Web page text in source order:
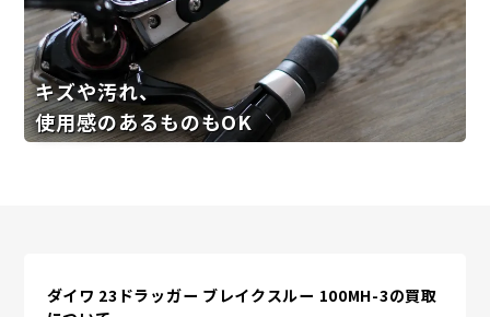
キズや汚れ、
使用感のあるものもOK
ダイワ 23ドラッガー ブレイクスルー 100MH-3の買取